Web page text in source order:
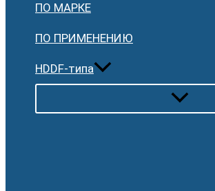
ПО МАРКЕ
ПО ПРИМЕНЕНИЮ
HDDF-типа